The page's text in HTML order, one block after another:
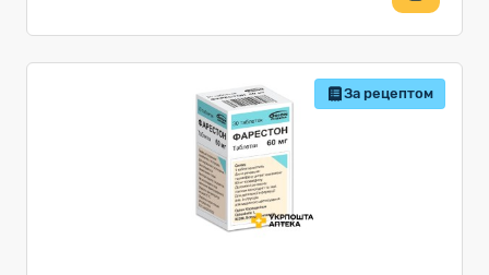
За рецептом